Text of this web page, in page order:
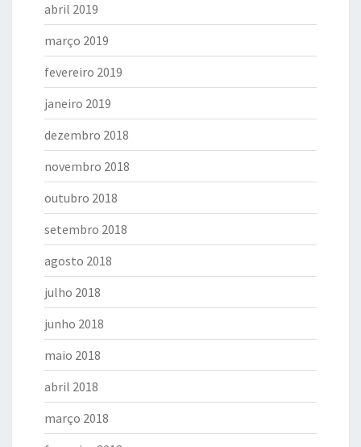
abril 2019
março 2019
fevereiro 2019
janeiro 2019
dezembro 2018
novembro 2018
outubro 2018
setembro 2018
agosto 2018
julho 2018
junho 2018
maio 2018
abril 2018
março 2018